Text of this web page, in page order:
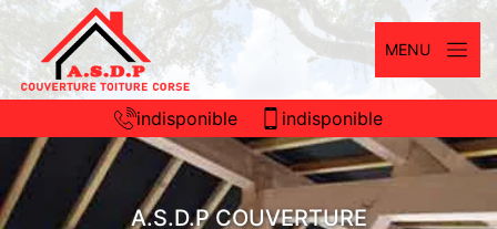
MENU
indisponible indisponible
A.S.D.P COUVERTURE